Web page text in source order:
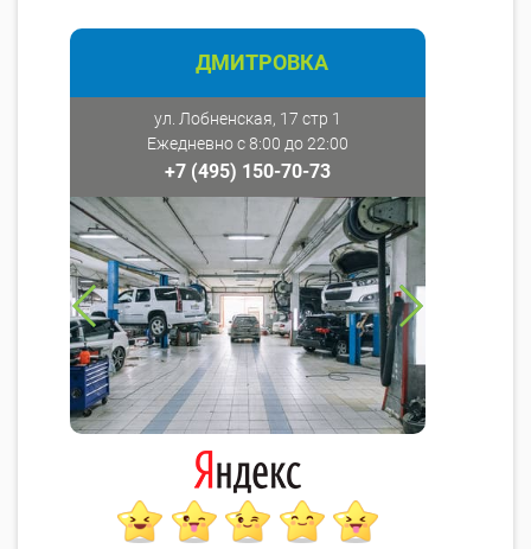
ДМИТРОВКА
ул. Лобненская, 17 стр 1
Ежедневно с 8:00 до 22:00
+7 (495) 150-70-73